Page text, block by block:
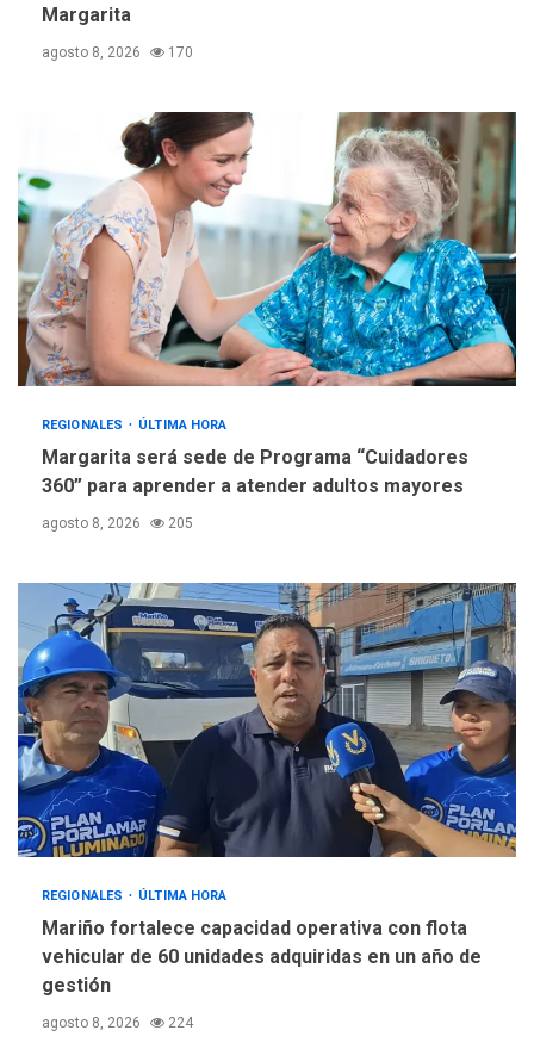
trabajan en diplomado para
creación y manejo de
estadísticas de turismo
Margarita
agosto 8, 2026 170
REGIONALES ÚLTIMA HORA
Margarita será sede de Programa “Cuidadores
360” para aprender a atender adultos mayores
agosto 8, 2026 205
REGIONALES ÚLTIMA HORA
Mariño fortalece capacidad operativa con flota
vehicular de 60 unidades adquiridas en un año de
gestión
agosto 8, 2026 224